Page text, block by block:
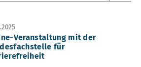
Veranstaltung mit der
für